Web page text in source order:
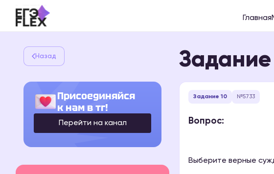
Главная
Назад
Присоединяйся
к нам в тг!
Перейти на канал
Задание 10 №5733
Вопрос:
Выберите верные